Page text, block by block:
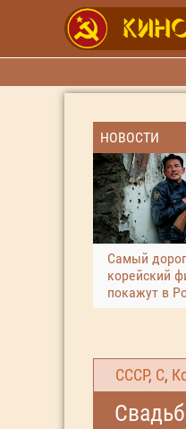
НОВОСТИ
Самый
корейский
покажут в
СССР, С,